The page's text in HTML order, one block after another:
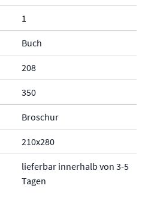
1
Buch
208
350
Broschur
210x280
lieferbar innerhalb von 3-5
Tagen